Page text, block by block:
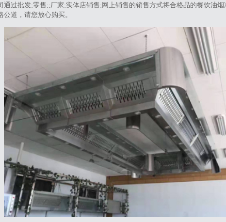
通过批发;零售;;厂家;实体店销售;网上销售的销售方式将合格品的餐饮油烟
道，请您放心购买。